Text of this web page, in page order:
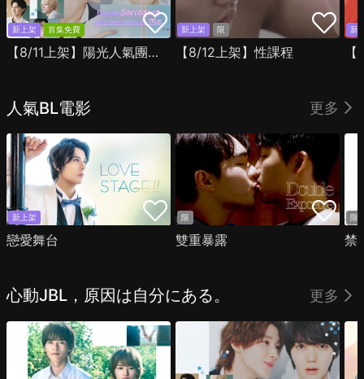
新上架 首集免費
【8/11上架】陽光人氣團中的芹澤，在我面前卻有點不對勁
新上架 限
【8/12上架】性課程
新
人氣BL電影 更多
新上架
戀愛舞台
限
雙重暴露
限
禁
心動JBL，原因は自分にある。 更多